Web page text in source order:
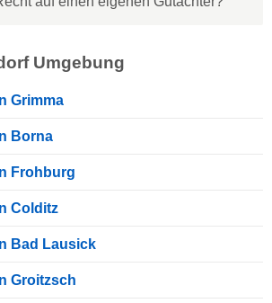
Umgebung
Grimma
Borna
Frohburg
Colditz
Bad Lausick
Groitzsch